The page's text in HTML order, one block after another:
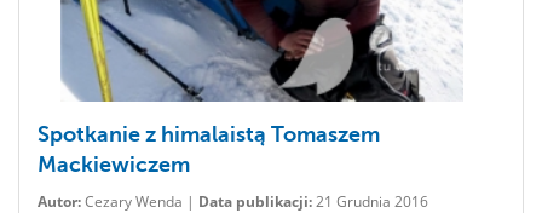
Spotkanie z himalaistą Tomaszem
Mackiewiczem
Autor:Cezary Wenda | Data publikacji:21 Grudnia 2016